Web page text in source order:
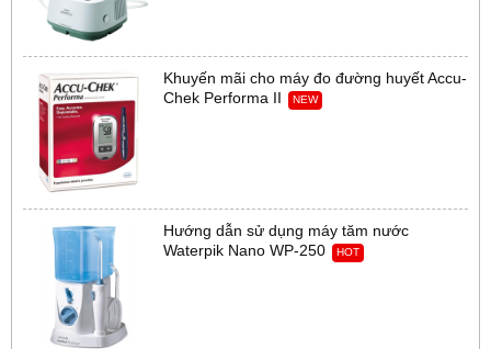
Khuyến mãi cho máy đo đường huyết Accu-
Chek Performa II
NEW
Hướng dẫn sử dụng máy tăm nước
Waterpik Nano WP-250
HOT